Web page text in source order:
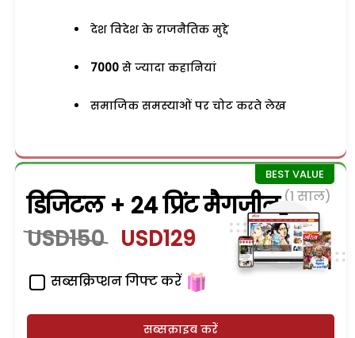
देश विदेश के राजनैतिक मुद्दे
7000 से ज्यादा कहानियां
समाजिक समस्याओं पर चोट करते लेख
डिजिटल + 24 प्रिंट मैगजीन (1 साल)
USD150 USD129
सब्सक्रिप्शन गिफ्ट करें
सब्सक्राइब करें